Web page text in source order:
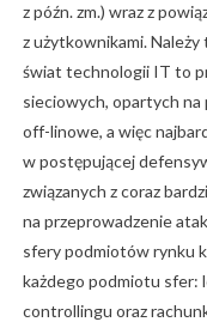
z późn. zm.) wraz z
z użytkownikami.
świat technologii IT to
sieciowych, opartych na
off-linowe, a więc
w postępującej
związanych z coraz
na przeprowadzenie
sfery podmiotów rynku
każdego podmiotu sfer:
controllingu oraz